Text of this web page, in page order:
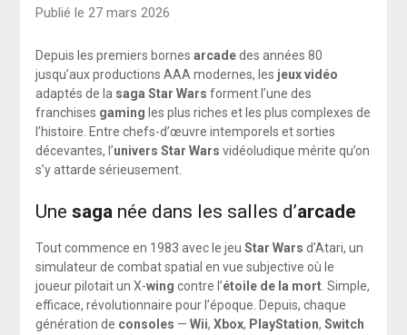
Publié le 27 mars 2026
Depuis les premiers bornes arcadedes années 80
jusqu’aux productions AAA modernes, les jeux vidéo
adaptés de la saga Star Wars forment l’une des
franchises gaming les plus riches et les plus complexes de
l’histoire. Entre chefs-d’œuvre intemporels et sorties
décevantes, l’univers Star Wars vidéoludique mérite qu’on
s’y attarde sérieusement.
Une saganée dans les salles d’arcade
Tout commence en 1983 avec le jeu Star Wars d’Atari, un
simulateur de combat spatial en vue subjective où le
joueur pilotait un X-wing contre l’étoile de la mort. Simple,
efficace, révolutionnaire pour l’époque. Depuis, chaque
génération de consoles — Wii, Xbox, PlayStation, Switch